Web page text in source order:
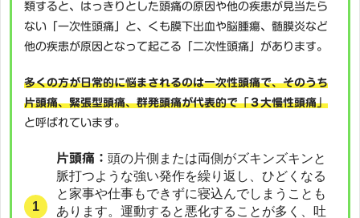
類すると、はっきりとした頭痛の原因や他の疾患が見当たら
ない「一次性頭痛」と、くも膜下出血や脳腫瘍、髄膜炎など
他の疾患が原因となって起こる「二次性頭痛」があります。
多くの方が日常的に悩まされるのは一次性頭痛で、そのうち
片頭痛、緊張型頭痛、群発頭痛が代表的で「３大慢性頭痛」
と呼ばれています。
片頭痛： 頭の片側または両側がズキンズキンと
脈打つような強い発作を繰り返し、ひどくなる
と家事や仕事もできずに寝込んでしまうことも
あります。運動すると悪化することが多く、吐